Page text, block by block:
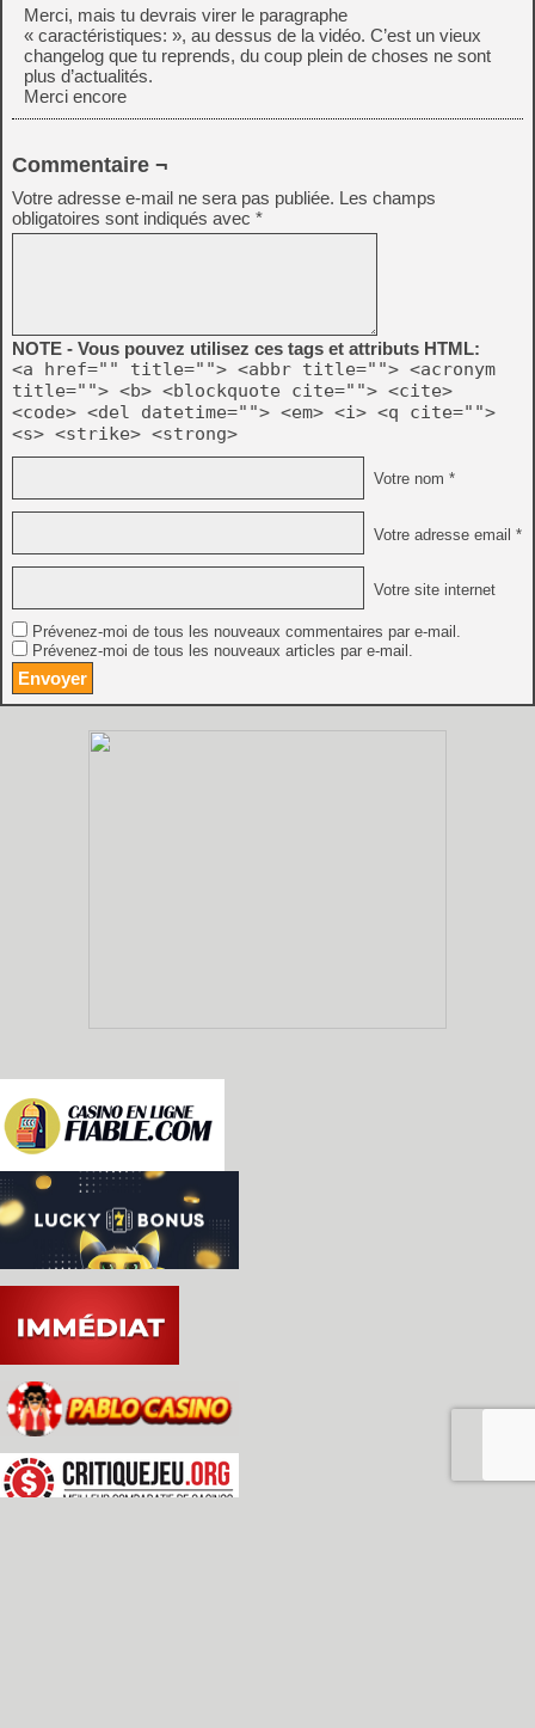
Merci, mais tu devrais virer le paragraphe
« caractéristiques: », au dessus de la vidéo. C’est un vieux
changelog que tu reprends, du coup plein de choses ne sont
plus d’actualités.
Merci encore
Commentaire ¬
Votre adresse e-mail ne sera pas publiée. Les champs
obligatoires sont indiqués avec *
NOTE - Vous pouvez utilisez ces tags et attributs HTML:
<a href="" title=""> <abbr title=""> <acronym
title=""> <b> <blockquote cite=""> <cite>
<code> <del datetime=""> <em> <i> <q cite="">
<s> <strike> <strong>
Votre nom *
Votre adresse email *
Votre site internet
Prévenez-moi de tous les nouveaux commentaires par e-mail.
Prévenez-moi de tous les nouveaux articles par e-mail.